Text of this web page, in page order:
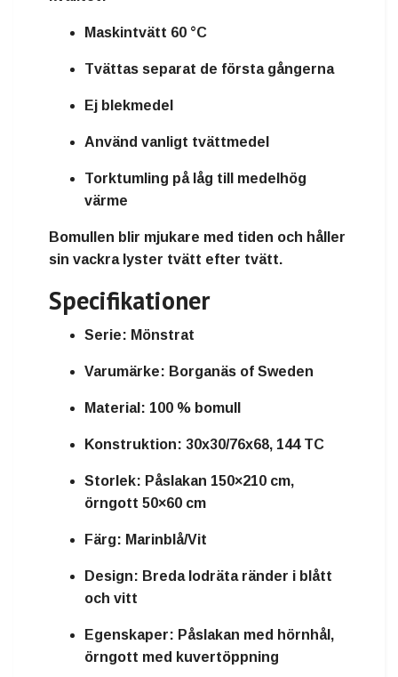
Maskintvätt 60 °C
Tvättas separat de första gångerna
Ej blekmedel
Använd vanligt tvättmedel
Torktumling på låg till medelhög
värme
Bomullen blir mjukare med tiden och håller
sin vackra lyster tvätt efter tvätt.
Specifikationer
Serie: Mönstrat
Varumärke: Borganäs of Sweden
Material: 100 % bomull
Konstruktion: 30x30/76x68, 144 TC
Storlek: Påslakan 150×210 cm,
örngott 50×60 cm
Färg: Marinblå/Vit
Design: Breda lodräta ränder i blått
och vitt
Egenskaper: Påslakan med hörnhål,
örngott med kuvertöppning